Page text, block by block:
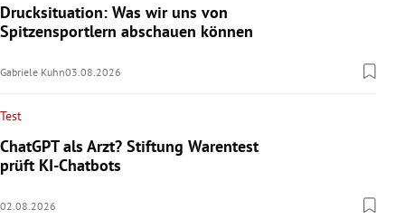
Drucksituation: Was wir uns von
Spitzensportlern abschauen können
Gabriele Kuhn03.08.2026
Test
ChatGPT als Arzt? Stiftung Warentest
prüft KI-Chatbots
02.08.2026